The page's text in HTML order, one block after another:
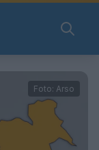
Foto: Arso